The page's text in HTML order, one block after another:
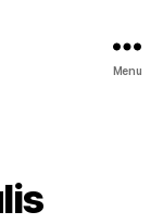
Menu